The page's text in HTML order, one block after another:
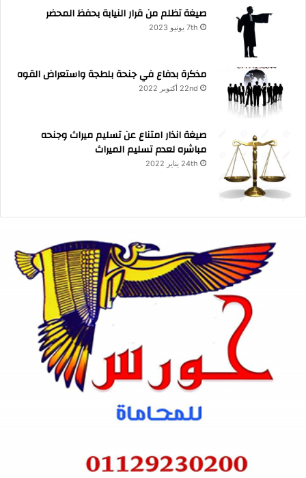
صيغة تظلم من قرار النيابة بحفظ المحضر
7th يونيو 2023
مذكرة بدفاع في جنحة بلطجة واستعراض القوه
22nd أكتوبر 2022
صيغة انذار امتناع عن تسليم ميراث وجنحه
مباشره لعدم تسليم الميراث
24th يناير 2022